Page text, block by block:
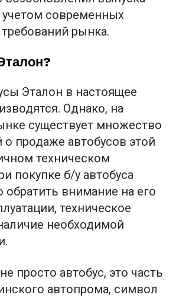
современных
рынка.
Эталон в настоящее
Однако, на
существует множество
продаже автобусов этой
техническом
покупке б/у автобуса
обратить внимание на его
техническое
необходимой
просто автобус, это часть
автопрома, символ